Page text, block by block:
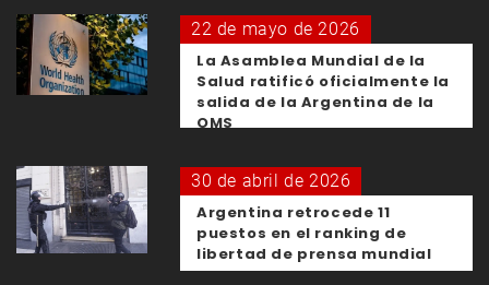
22 de mayo de 2026
La Asamblea Mundial de la
Salud ratificó oficialmente la
salida de la Argentina de la
OMS
30 de abril de 2026
Argentina retrocede 11
puestos en el ranking de
libertad de prensa mundial